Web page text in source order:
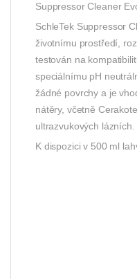
Suppressor Cleaner
SchleTek Suppressor
životnímu prostředí,
testován na
speciálnímu pH
žádné povrchy a je
nátěry, včetně
ultrazvukových lázních.
K dispozici v 500 ml